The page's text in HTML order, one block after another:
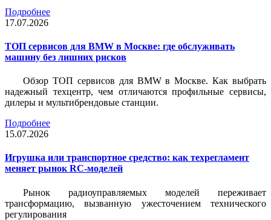
Подробнее
17.07.2026
ТОП сервисов для BMW в Москве: где обслуживать
машину без лишних рисков
Обзор ТОП сервисов для BMW в Москве. Как выбрать
надежный техцентр, чем отличаются профильные сервисы,
дилеры и мультибрендовые станции.
Подробнее
15.07.2026
Игрушка или транспортное средство: как техрегламент
меняет рынок RC-моделей
Рынок радиоуправляемых моделей переживает
трансформацию, вызванную ужесточением технического
регулирования